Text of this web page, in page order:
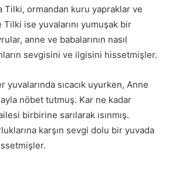
Tilki, ormandan kuru yapraklar ve
Tilki ise yuvalarını yumuşak bir
anne ve babalarının nasıl
sevgisini ve ilgisini hissetmişler.
sıcacık uyurken, Anne
nöbet tutmuş. Kar ne kadar
birbirine sarılarak ısınmış.
karşın sevgi dolu bir yuvada